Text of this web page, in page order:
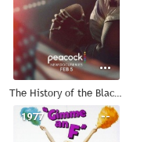
The History of the Black Quarterback
--
1977